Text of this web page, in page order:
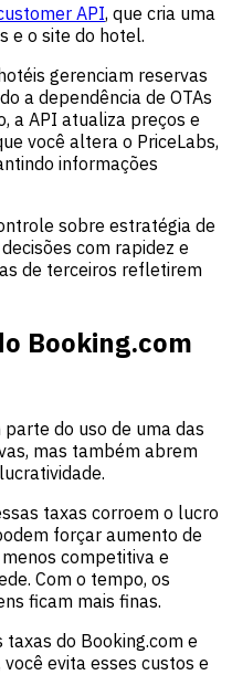
API, que cria uma
e o site do hotel.
gerenciam reservas
a dependência de OTAs
a API atualiza preços e
você altera o PriceLabs,
informações
sobre estratégia de
com rapidez e
de terceiros refletirem
Booking.com
do uso de uma das
mas também abrem
taxas corroem o lucro
forçar aumento de
competitiva e
Com o tempo, os
ficam mais finas.
do Booking.com e
evita esses custos e